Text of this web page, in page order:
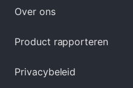
Over ons
Product rapporteren
Privacybeleid